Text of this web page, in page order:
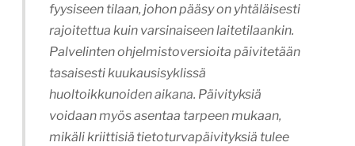
fyysiseen tilaan, johon pääsy on yhtäläisesti
rajoitettua kuin varsinaiseen laitetilaankin.
Palvelinten ohjelmistoversioita päivitetään
tasaisesti kuukausisyklissä
huoltoikkunoiden aikana. Päivityksiä
voidaan myös asentaa tarpeen mukaan,
mikäli kriittisiä tietoturvapäivityksiä tulee